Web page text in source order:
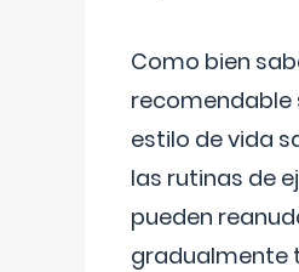
Como bien
recomendable
estilo de vida
las rutinas de
pueden
gradualmente